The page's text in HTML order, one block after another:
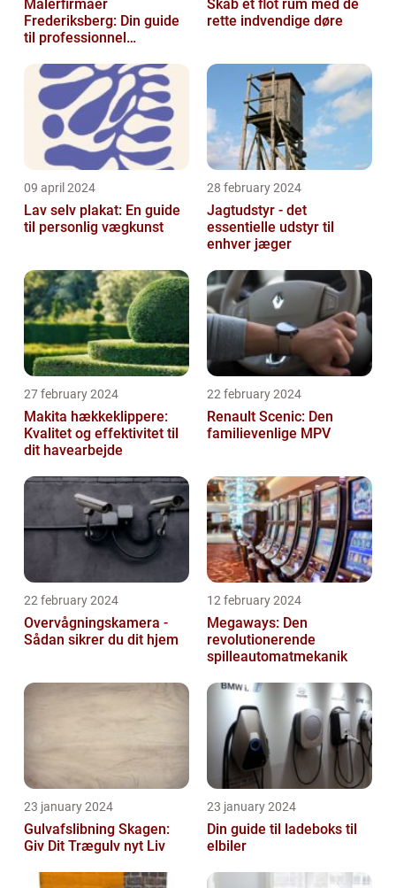
Malerfirmaer
Frederiksberg: Din guide
til professionnel
Skab et flot rum med de
rette indvendige døre
09 april 2024
Lav selv plakat: En guide
til personlig vægkunst
28 february 2024
Jagtudstyr - det
essentielle udstyr til
enhver jæger
27 february 2024
Makita hækkeklippere:
Kvalitet og effektivitet til
dit havearbejde
22 february 2024
Renault Scenic: Den
familievenlige MPV
22 february 2024
Overvågningskamera -
Sådan sikrer du dit hjem
12 february 2024
Megaways: Den
revolutionerende
spilleautomatmekanik
23 january 2024
Gulvafslibning Skagen:
Giv Dit Trægulv nyt Liv
23 january 2024
Din guide til ladeboks til
elbiler